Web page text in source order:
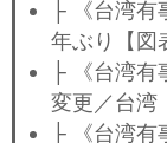
├ 《台湾有
年ぶり【図
├ 《台湾有
変更／台湾
├ 《台湾有